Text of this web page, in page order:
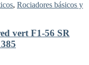
, Rociadores básicos y
vert F1-56 SR